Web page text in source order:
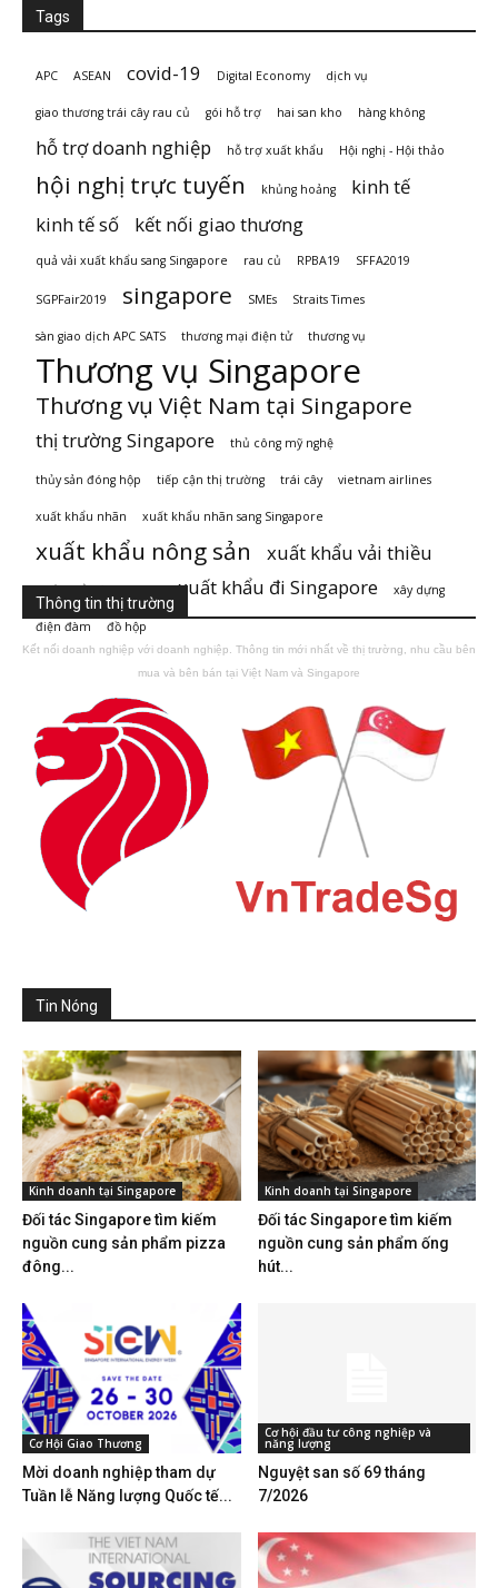
Tags
APC ASEAN covid-19 Digital Economy dịch vụ
giao thương trái cây rau củ gói hỗ trợ hai san kho hàng không
hỗ trợ doanh nghiệp hỗ trợ xuất khẩu Hội nghị - Hội thảo
hội nghị trực tuyến khủng hoảng
kinh tế
kinh tế số
kết nối giao thương
quả vải xuất khẩu sang Singapore rau củ RPBA19 SFFA2019
SGPFair2019 singapore SMEs Straits Times
sàn giao dịch APC SATS thương mại điện tử thương vụ
Thương vụ Singapore
Thương vụ Việt Nam tại Singapore
thị trường Singapore thủ công mỹ nghệ
thủy sản đóng hộp tiếp cận thị trường trái cây vietnam airlines
xuất khẩu nhãn xuất khẩu nhãn sang Singapore
xuất khẩu nông sản xuất khẩu vải thiều
xuất khẩu đi Singaore xuất khẩu đi Singapore xây dựng
điện đàm đồ hộp
Thông tin thị trường
Kết nối doanh nghiệp với doanh nghiệp. Thông tin mới nhất về thị trường, nhu cầu bên
mua và bên bán tại Việt Nam và Singapore
Tin Nóng
Kinh doanh tại Singapore
Đối tác Singapore tìm kiếm
nguồn cung sản phẩm pizza
đông...
Kinh doanh tại Singapore
Đối tác Singapore tìm kiếm
nguồn cung sản phẩm ống
hút...
Cơ Hội Giao Thương
Mời doanh nghiệp tham dự
Tuần lễ Năng lượng Quốc tế...
Cơ hội đầu tư công nghiệp và
năng lượng
Nguyệt san số 69 tháng
7/2026